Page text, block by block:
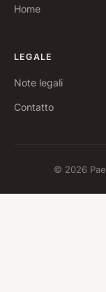
Home
LEGALE
Note legali
Contatto
© 2026